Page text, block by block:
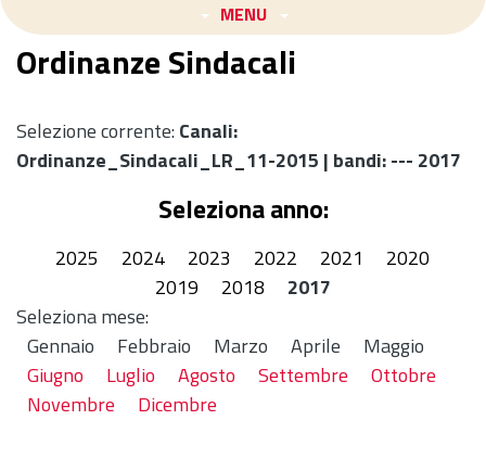
MENU
Ordinanze Sindacali
Selezione corrente: Canali:
Ordinanze_Sindacali_LR_11-2015 | bandi: --- 2017
Seleziona anno:
2025 2024 2023 2022 2021
2020
2019
2018
2017
Seleziona mese:
Gennaio
Febbraio Marzo Aprile
Maggio
Giugno
Luglio Agosto Settembre
Ottobre
Novembre
Dicembre